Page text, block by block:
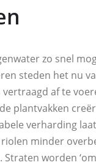
zo snel
steden het nu
af te
plantvakken
verharding
minder
worden